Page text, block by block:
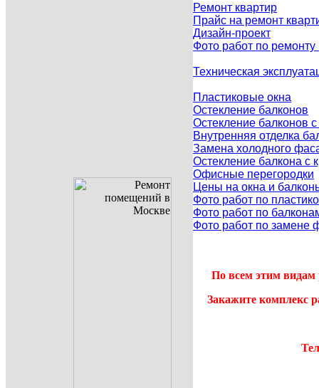
Ремонт квартир
Прайс на ремонт
Дизайн-проект
Фото работ по ремонту
Техническая
Пластиковые окна
Остекление балконов
Остекление балконов
Внутренняя отделка
Замена холодного
Остекление балкона с
Офисные перегородки
Цены на окна и
Фото работ по
Фото работ по
Фото работ по замене
По всем этим видам
Закажите комплекс